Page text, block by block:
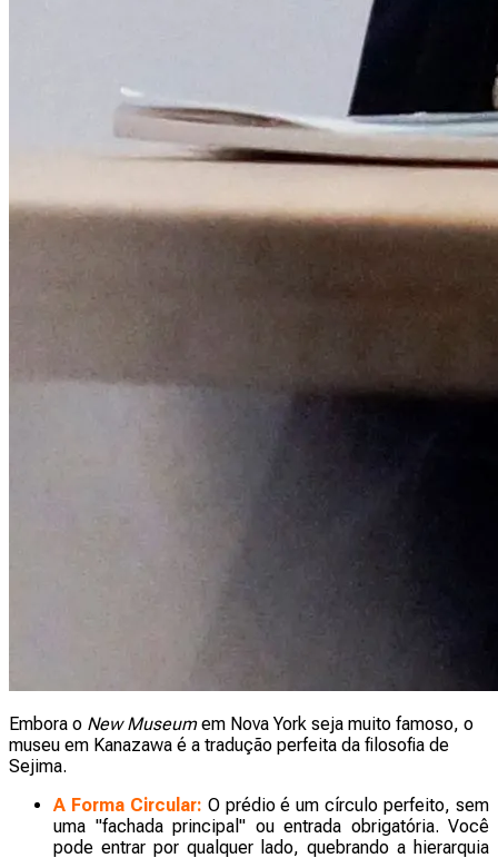
Embora o New Museumem Nova York seja muito famoso, o
museu em Kanazawa é a tradução perfeita da filosofia de
Sejima.
A Forma Circular: O prédio é um círculo perfeito, sem
uma "fachada principal" ou entrada obrigatória. Você
pode entrar por qualquer lado, quebrando a hierarquia